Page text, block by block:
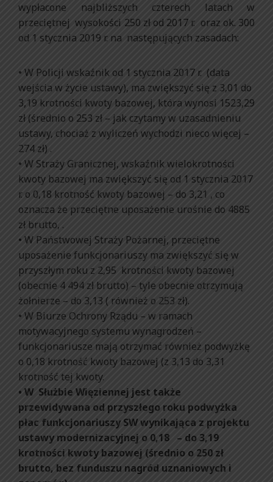
wypłacone najbliższych czterech latach w
przeciętnej wysokości 250 zł od 2017 r. oraz ok. 300
od 1 stycznia 2019 r. na następujących zasadach:
• W Policji wskaźnik od 1 stycznia 2017 r. (data
wejścia w życie ustawy), ma zwiększyć się z 3,01 do
3,19 krotności kwoty bazowej, która wynosi 1523,29
zł (średnio o 253 zł – jak czytamy w uzasadnieniu
ustawy, chociaż z wyliczeń wychodzi nieco więcej –
274 zł) .
• W Straży Granicznej, wskaźnik wielokrotności
kwoty bazowej ma zwiększyć się od 1 stycznia 2017
r. o 0,18 krotność kwoty bazowej – do 3,21 , co
oznacza że przeciętne uposażenie urośnie do 4885
zł brutto, .
• W Państwowej Straży Pożarnej, przeciętne
uposażenie funkcjonariuszy ma zwiększyć się w
przyszłym roku z 2,95 krotności kwoty bazowej
(obecnie 4 494 zł brutto) – tyle obecnie otrzymują
żołnierze – do 3,13 ( również o 253 zł).
• W Biurze Ochrony Rządu – w ramach
motywacyjnego systemu wynagrodzeń –
funkcjonariusze mają otrzymać również podwyżkę
o 0,18 krotność kwoty bazowej (z 3,13 do 3,31
krotność tej kwoty.
• W Służbie Więziennej jest także
przewidywana od przyszłego roku podwyżka
płac funkcjonariuszy SW wynikająca z projektu
ustawy modernizacyjnej o 0,18 – do 3,19
krotności kwoty bazowej (średnio o 250 zł
brutto, bez funduszu nagród uznaniowych i